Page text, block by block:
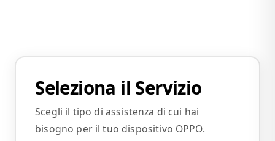
Seleziona il Servizio
Scegli il tipo di assistenza di cui hai
bisogno per il tuo dispositivo OPPO.